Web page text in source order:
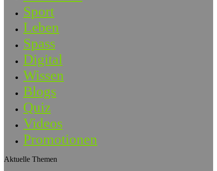
Sport
Leben
Spass
Digital
Wissen
Blogs
Quiz
Videos
Promotionen
Aktuelle Themen